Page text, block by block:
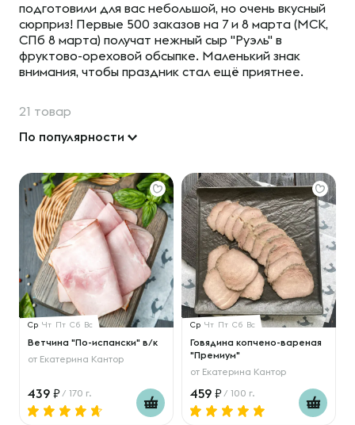
подготовили для вас небольшой, но очень вкусный
сюрприз! Первые 500 заказов на 7 и 8 марта (МСК,
СПб 8 марта) получат нежный сыр "Руэль" в
фруктово-ореховой обсыпке. Маленький знак
внимания, чтобы праздник стал ещё приятнее.
21 товар
По популярности
Ср Чт Пт Сб Вс
Ветчина "По-испански" в/к
от Екатерина Кантор
439 / 170 г.
Ср Чт Пт Сб Вс
Говядина копчено-вареная
"Премиум"
от Екатерина Кантор
459 / 100 г.